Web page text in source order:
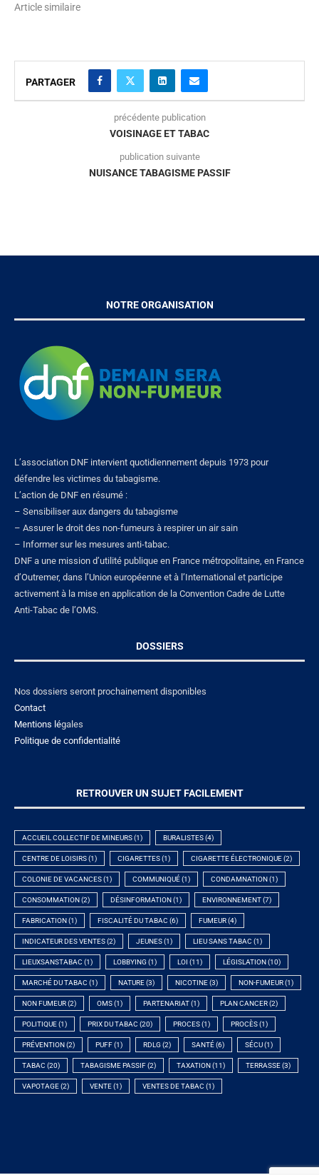
Article similaire
PARTAGER
précédente publication
VOISINAGE ET TABAC
publication suivante
NUISANCE TABAGISME PASSIF
NOTRE ORGANISATION
L’association DNF intervient quotidiennement depuis 1973 pour
défendre les victimes du tabagisme.
L’action de DNF en résumé :
– Sensibiliser aux dangers du tabagisme
– Assurer le droit des non-fumeurs à respirer un air sain
– Informer sur les mesures anti-tabac.
DNF a une mission d’utilité publique en France métropolitaine, en France
d’Outremer, dans l’Union européenne et à l’International et participe
activement à la mise en application de la Convention Cadre de Lutte
Anti-Tabac de l’OMS.
DOSSIERS
Nos dossiers seront prochainement disponibles
Contact
Mentions légales
Politique de confidentialité
RETROUVER UN SUJET FACILEMENT
ACCUEIL COLLECTIF DE MINEURS(1) BURALISTES(4)
CENTRE DE LOISIRS(1) CIGARETTES(1) CIGARETTE ÉLECTRONIQUE(2)
COLONIE DE VACANCES(1) COMMUNIQUÉ(1) CONDAMNATION (1)
CONSOMMATION (2) DÉSINFORMATION (1) ENVIRONNEMENT(7)
FABRICATION (1) FISCALITÉ DU TABAC (6) FUMEUR(4)
INDICATEUR DES VENTES(2) JEUNES(1) LIEU SANS TABAC (1)
LIEUXSANSTABAC (1) LOBBYING (1) LOI (11) LÉGISLATION (10)
MARCHÉ DU TABAC (1) NATURE(3) NICOTINE(3) NON-FUMEUR(1)
NON FUMEUR(2) OMS(1) PARTENARIAT(1) PLAN CANCER(2)
POLITIQUE(1) PRIX DU TABAC (20) PROCES(1) PROCÈS(1)
PRÉVENTION (2) PUFF(1) RDLG (2) SANTÉ(6) SÉCU(1)
TABAC (20) TABAGISME PASSIF(2) TAXATION (11) TERRASSE(3)
VAPOTAGE(2) VENTE(1) VENTES DE TABAC (1)